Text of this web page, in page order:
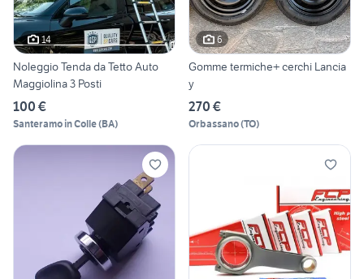
14
Noleggio Tenda da Tetto Auto
Maggiolina 3 Posti
100 €
Santeramo in Colle(BA)
6
Gomme termiche+ cerchi Lancia
y
270 €
Orbassano(TO)